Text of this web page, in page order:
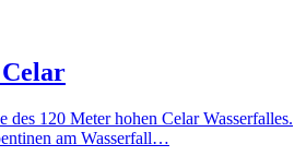
des 120 Meter hohen Celar Wasserfalles.
am Wasserfall…